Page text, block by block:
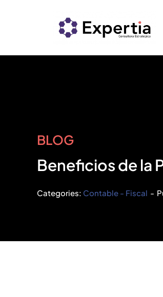
BLOG
Beneficios de la
Categories: Contable - Fiscal -